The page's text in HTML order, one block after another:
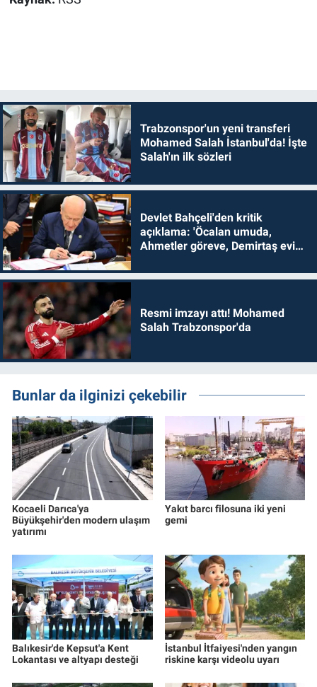
Trabzonspor'un yeni transferi
Mohamed Salah İstanbul'da! İşte
Salah'ın ilk sözleri
Devlet Bahçeli'den kritik
açıklama: 'Öcalan umuda,
Ahmetler göreve, Demirtaş evine
Resmi imzayı attı! Mohamed
Salah Trabzonspor'da
Bunlar da ilginizi çekebilir
Kocaeli Darıca'ya
Büyükşehir'den modern ulaşım
yatırımı
Yakıt barcı filosuna iki yeni
gemi
Balıkesir'de Kepsut'a Kent
Lokantası ve altyapı desteği
İstanbul İtfaiyesi'nden yangın
riskine karşı videolu uyarı